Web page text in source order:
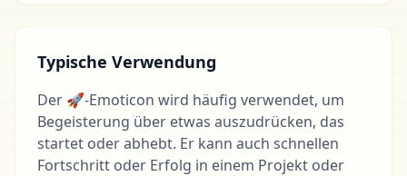
Typische Verwendung
Der 🚀-Emoticon wird häufig verwendet, um
Begeisterung über etwas auszudrücken, das
startet oder abhebt. Er kann auch schnellen
Fortschritt oder Erfolg in einem Projekt oder